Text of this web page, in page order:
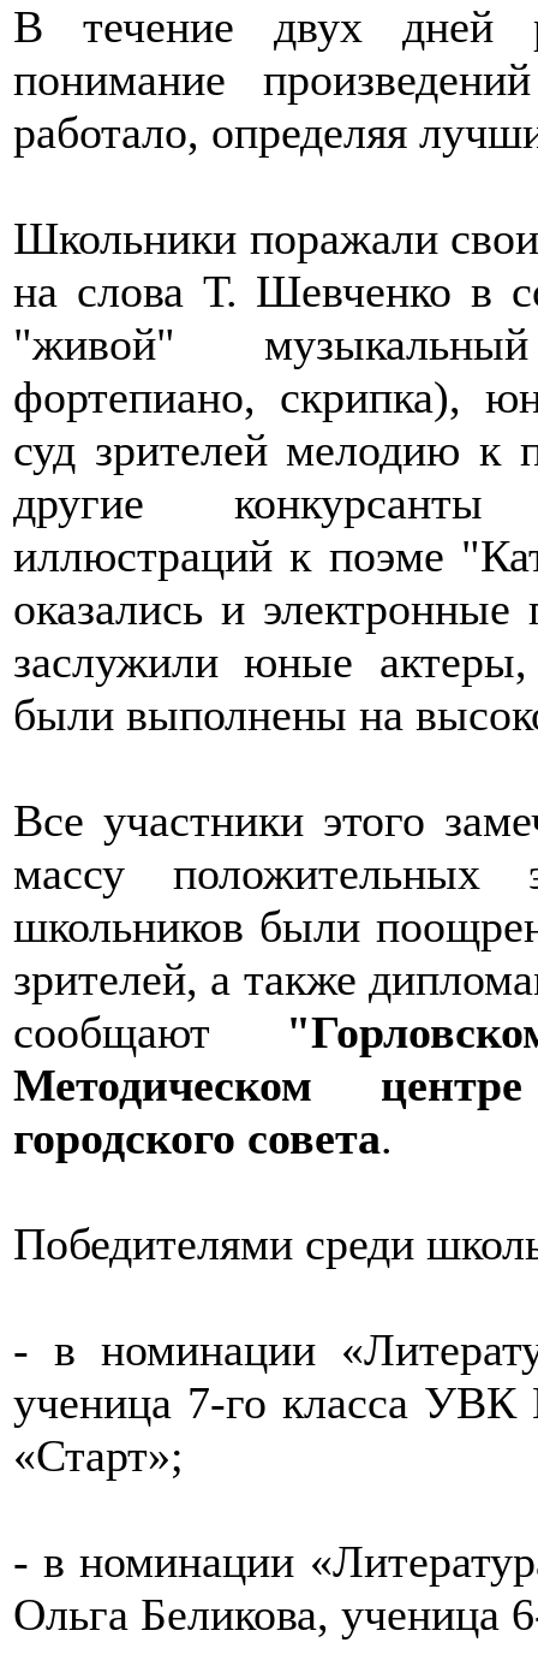
В течение двух дней
понимание
работало, определяя
Школьники поражали
на слова Т. Шевченко в
"живой"
фортепиано, скрипка),
суд зрителей мелодию к
другие конкурсанты
иллюстраций к поэме
оказались и
заслужили юные актеры,
были выполнены на
Все участники этого
массу положительных
школьников были
зрителей, а также
сообщают
Методическом
городского совета.
Победителями среди
- в номинации
ученица 7-го класса
«Старт»;
- в номинации
Ольга Беликова,